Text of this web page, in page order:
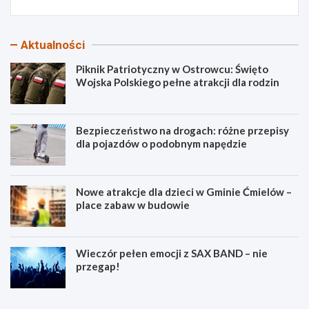
Aktualności
Piknik Patriotyczny w Ostrowcu: Święto
Wojska Polskiego pełne atrakcji dla rodzin
Bezpieczeństwo na drogach: różne przepisy
dla pojazdów o podobnym napędzie
Nowe atrakcje dla dzieci w Gminie Ćmielów –
place zabaw w budowie
Wieczór pełen emocji z SAX BAND – nie
przegap!
P
B